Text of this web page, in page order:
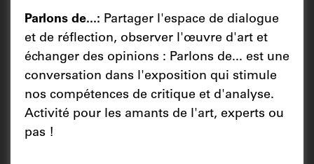
Parlons de...: Partager l'espace de dialogue
et de réflection, observer l'œuvre d'art et
échanger des opinions : Parlons de... est une
conversation dans l'exposition qui stimule
nos compétences de critique et d'analyse.
Activité pour les amants de l'art, experts ou
pas !